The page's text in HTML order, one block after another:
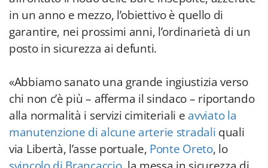
in un anno e mezzo, l’obiettivo è quello di
garantire, nei prossimi anni, l’ordinarietà di un
posto in sicurezza ai defunti.
«Abbiamo sanato una grande ingiustizia verso
chi non c’è più – afferma il sindaco – riportando
alla normalità i servizi cimiteriali e avviato la
manutenzione di alcune arterie stradali quali
via Libertà, l’asse portuale, Ponte Oreto, lo